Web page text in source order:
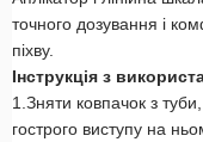
точного дозування і
піхву.
Інструкція з
1.Зняти ковпачок з
гострого виступу на